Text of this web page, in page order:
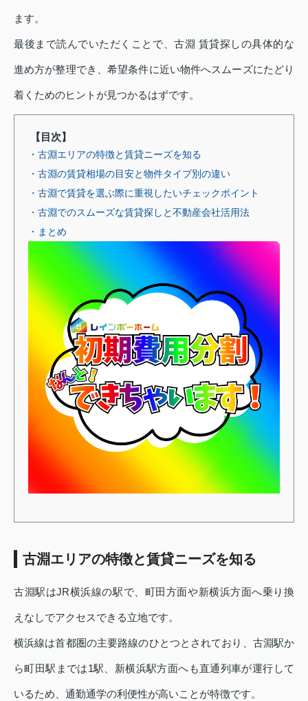
ます。
最後まで読んでいただくことで、古淵 賃貸探しの具体的な
進め方が整理でき、希望条件に近い物件へスムーズにたどり
着くためのヒントが見つかるはずです。
【目次】
・古淵エリアの特徴と賃貸ニーズを知る
・古淵の賃貸相場の目安と物件タイプ別の違い
・古淵で賃貸を選ぶ際に重視したいチェックポイント
・古淵でのスムーズな賃貸探しと不動産会社活用法
・まとめ
古淵エリアの特徴と賃貸ニーズを知る
古淵駅はJR横浜線の駅で、町田方面や新横浜方面へ乗り換
えなしでアクセスできる立地です。
横浜線は首都圏の主要路線のひとつとされており、古淵駅か
ら町田駅までは1駅、新横浜駅方面へも直通列車が運行して
いるため、通勤通学の利便性が高いことが特徴です。